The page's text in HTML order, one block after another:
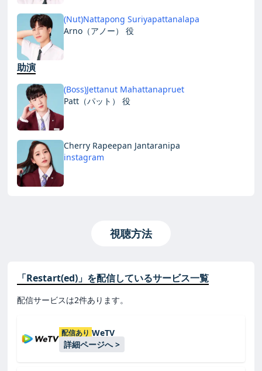
(Nut)Nattapong Suriyapattanalapa
Arno（アノー） 役
助演
(Boss)Jettanut Mahattanapruet
Patt（パット） 役
Cherry Rapeepan Jantaranipa
instagram
視聴方法
「Restart(ed)」を配信しているサービス一覧
配信サービスは2件あります。
配信あり WeTV
詳細ページへ >